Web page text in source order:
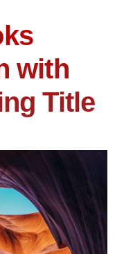
with
Title